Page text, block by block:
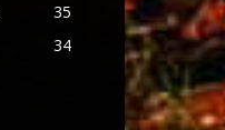
35
34